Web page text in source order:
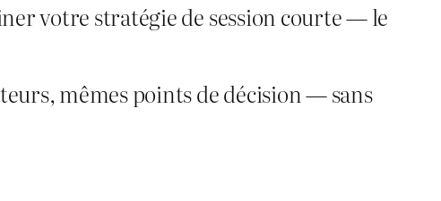
votre stratégie de session courte — le
mêmes points de décision — sans